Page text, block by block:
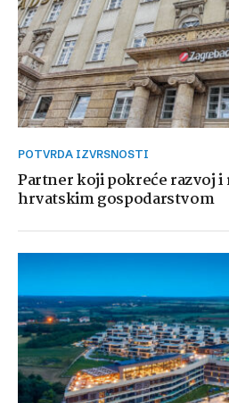
POTVRDA IZVRSNOSTI
Partner koji pokreće razvoj i
hrvatskim gospodarstvom